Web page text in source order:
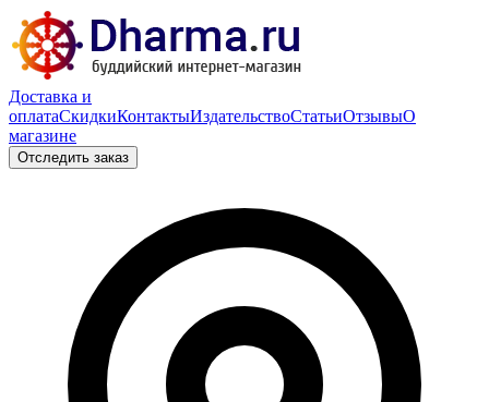
Доставка и
оплатаСкидкиКонтактыИздательствоСтатьиОтзывыО
магазине
Отследить заказ